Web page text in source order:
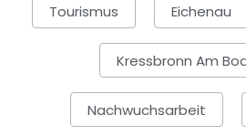
Tourismus Eichenau
Kressbronn Am
Nachwuchsarbeit